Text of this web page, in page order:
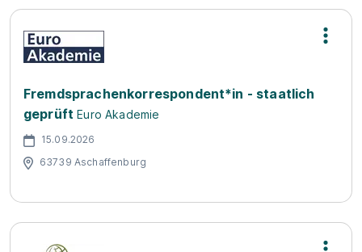
Fremdsprachenkorrespondent*in - staatlich
geprüft Euro Akademie
15.09.2026
63739 Aschaffenburg